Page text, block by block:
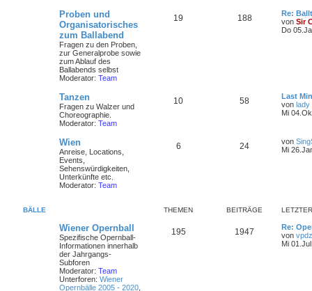
Proben und
Organisatorisches
zum Ballabend
Fragen zu den Proben,
zur Generalprobe sowie
zum Ablauf des
Ballabends selbst
Moderator: Team
19 188
Re:
von Sir
Do
Tanzen
Fragen zu Walzer und
Choreographie.
Moderator: Team
10 58
Last
von lady
Mi
Wien
Anreise, Locations,
Events,
Sehenswürdigkeiten,
Unterkünfte etc.
Moderator: Team
6 24 von
Mi
BÄLLE THEMEN BEITRÄGE
Wiener Opernball
Spezifische Opernball-
Informationen innerhalb
der Jahrgangs-
Subforen
Moderator: Team
Unterforen: Wiener
Opernbälle 2005 - 2020
195 1947
Re:
von
Mi